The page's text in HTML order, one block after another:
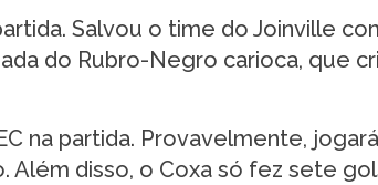
Salvou o time do Joinville
do Rubro-Negro carioca, que
na partida. Provavelmente,
Além disso, o Coxa só fez sete